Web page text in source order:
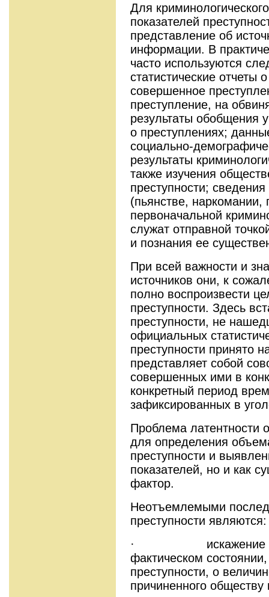
Для
показателей
представление об
информации. В
часто используются
статистические отчеты
совершенное
преступление, на
результаты обобщения
о преступлениях;
социально-
результаты
также изучения
преступности;
(пьянстве, наркомании,
первоначальной
служат отправной
и познания ее
При всей важности и
источников они, к
полно воспроизвести
преступности. Здесь
преступности, не
официальных
преступности принято
представляет собой
совершенных ими в
конкретный период
зафиксированных в
Проблема латентности
для определения
преступности и
показателей, но и как
фактор.
Неотъемлемыми
преступности являются:
· искажение
фактическом
преступности, о
причиненного